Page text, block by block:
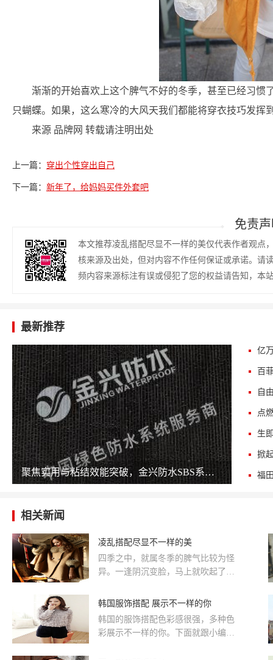
渐渐的开始喜欢上这个脾气不好的冬季，甚至已经习
只蝴蝶。如果，这么寒冷的大风天我们都能将穿衣技巧发挥
来源 品牌网 转载请注明出处
上一篇： 穿出个性穿出自己
下一篇： 新年了，给妈妈买件外套吧
免责
本文推荐凌乱搭配尽显不一样的美仅代表作者观点
核来源及出处，但对内容不作任何保证或承诺。请
频内容来源标注有误或侵犯了您的权益请告知，本
最新推荐
聚焦实用与粘结效能突破，金兴防水SBS系列卷材外观压纹焕新升级！
自
相关新闻
凌乱搭配尽显不一样的美
四季之中，就属冬季的脾气比较为怪
异。一逢阴沉变脸，马上就吹起了一
了难耐的寒冷。这可为难了靓丽衣
韩国服饰搭配 展示不一样的你
韩国的服饰搭配色彩感很强，多种色
彩展示不一样的你。下面就跟小编一